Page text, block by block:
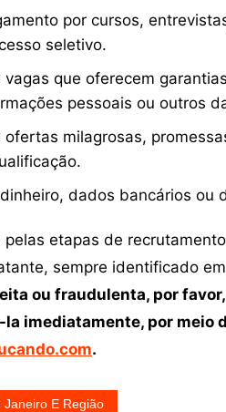
por cursos,
seletivo.
vagas que oferecem
pessoais ou outros
ofertas milagrosas,
dados bancários ou
etapas de
sempre identificado
ou fraudulenta, por
la imediatamente, por meio
.
E Região